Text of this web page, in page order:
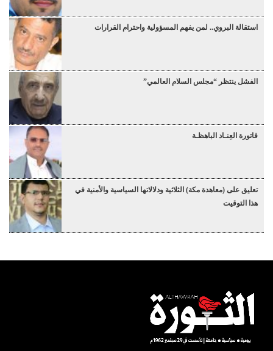
استقالة البروي.. لمن يفهم المسؤولية واحترام القرارات
الفشل ينتظر “مجلس السلام العالمي”
فاتورة العِنـاد الباهظـة
تعليق على (معاهدة مكة) الثلاثية ودلالاتها السياسية والأمنية في
هذا التوقيت